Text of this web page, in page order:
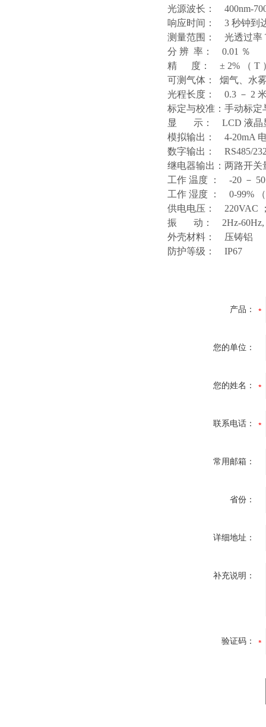
光源波长： 400nm-
响应时间： 3 秒钟到
测量范围： 光透过率
分 辨 率： 0.01 ％
精 度： ± 2% （ T
可测气体： 烟气、水
光程长度： 0.3 － 2
标定与校准：手动
显 示： LCD 液晶
模拟输出： 4-20mA
数字输出： RS485/
继电器输出：两路开
工作 温度 ： -20 － 50
工作 湿度 ： 0-99%
供电电压： 220VAC
振 动： 2Hz-60Hz,
外壳材料： 压铸铝
防护等级： IP67
产品：
您的单位：
您的姓名：
联系电话：
常用邮箱：
省份：
详细地址：
补充说明：
验证码：